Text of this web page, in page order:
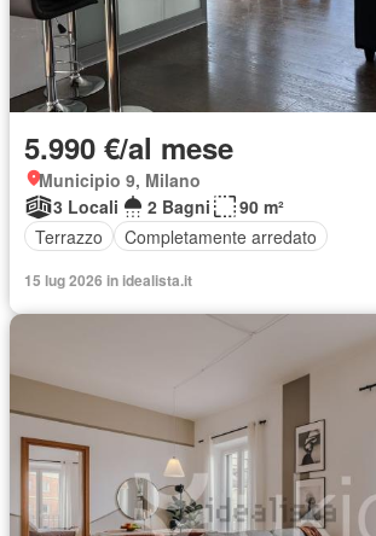
5.990 €/al mese
Municipio 9, Milano
3 Locali
2 Bagni
90 m²
Terrazzo
Completamente arredato
15 lug 2026 in idealista.it